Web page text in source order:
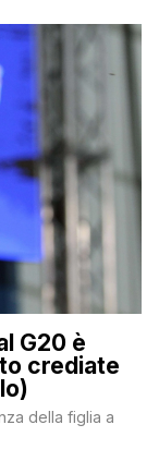
G20 è
crediate
della figlia a